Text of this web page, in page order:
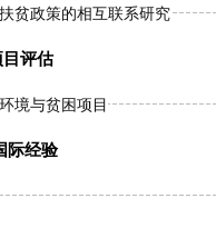
贫政策的相互联系研究
评估
境与贫困项目
际经验